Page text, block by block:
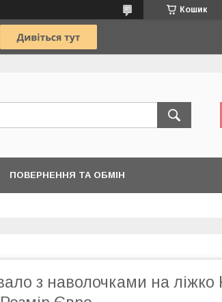
Кошик
ПОВЕРНЕННЯ ТА ОБМІН
з наволочками на ліжко